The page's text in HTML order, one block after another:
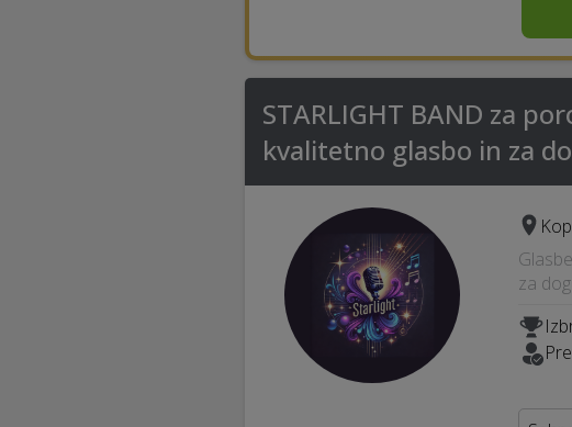
STARLIGHT BAND za
kvalitetno glasbo in za
za